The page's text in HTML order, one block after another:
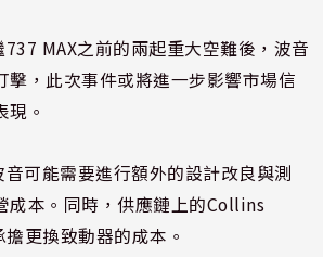
MAX之前的兩起重大空難後，波音
擊，此次事件或將進一步影響市場信
。
可能需要進行額外的設計改良與測
成本。同時，供應鏈上的Collins
更換致動器的成本。